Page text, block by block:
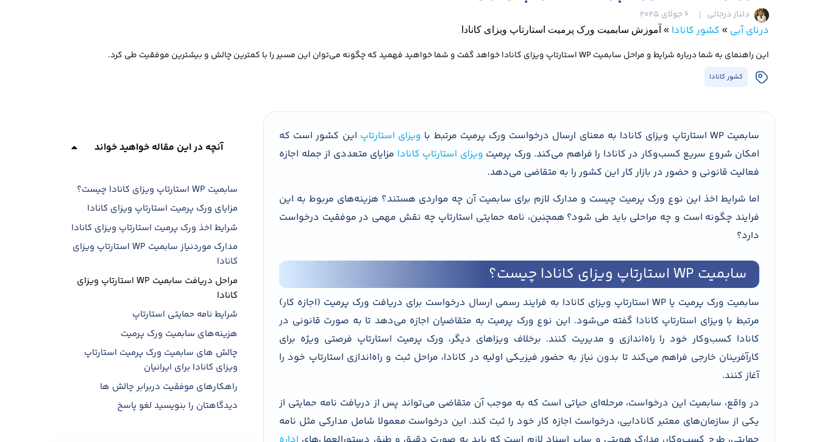
دلناز درجاتی 6 جولای 2025
درنای آبی » کشور کانادا » آموزش سابمیت ورک پرمیت استارتاپ ویزای کانادا
این راهنمای به شما درباره شرایط و مراحل سابمیت WP استارتاپ ویزای کانادا خواهد گفت و شما خواهید فهمید که چگونه می‌توان این مسیر را با کمترین چالش و بیشترین موفقیت طی کرد.
کشور کانادا
سابمیت WP استارتاپ ویزای کانادا به معنای ارسال درخواست ورک پرمیت مرتبط با ویزای استارتاپ این کشور است که
امکان شروع سریع کسب‌وکار در کانادا را فراهم می‌کند. ورک پرمیت ویزای استارتاپ کانادا مزایای متعددی از جمله اجازه
فعالیت قانونی و حضور در بازار کار این کشور را به متقاضی می‌دهد.
اما شرایط اخذ این نوع ورک پرمیت چیست و مدارک لازم برای سابمیت آن چه مواردی هستند؟ هزینه‌های مربوط به این
فرایند چگونه است و چه مراحلی باید طی شود؟ همچنین، نامه حمایتی استارتاپ چه نقش مهمی در موفقیت درخواست
دارد؟
سابمیت WP استارتاپ ویزای کانادا چیست؟
سابمیت ورک پرمیت یا WP استارتاپ ویزای کانادا به فرایند رسمی ارسال درخواست برای دریافت ورک پرمیت (اجازه کار)
مرتبط با ویزای استارتاپ کانادا گفته می‌شود. این نوع ورک پرمیت به متقاضیان اجازه می‌دهد تا به صورت قانونی در
کانادا کسب‌وکار خود را راه‌اندازی و مدیریت کنند. برخلاف ویزاهای دیگر، ورک پرمیت استارتاپ فرصتی ویژه برای
کارآفرینان خارجی فراهم می‌کند تا بدون نیاز به حضور فیزیکی اولیه در کانادا، مراحل ثبت و راه‌اندازی استارتاپ خود را
آغاز کنند.
در واقع، سابمیت این درخواست، مرحله‌ای حیاتی است که به موجب آن متقاضی می‌تواند پس از دریافت نامه حمایتی از
یکی از سازمان‌های معتبر کانادایی، درخواست اجازه کار خود را ثبت کند. این درخواست معمولا شامل مدارکی مثل نامه
آنچه در این مقاله خواهید خواند
سابمیت WP استارتاپ ویزای کانادا چیست؟
مزایای ورک پرمیت استارتاپ ویزای کانادا
شرایط اخذ ورک پرمیت استارتاپ ویزای کانادا
مدارک موردنیاز سابمیت WP استارتاپ ویزای
کانادا
مراحل دریافت سابمیت WP استارتاپ ویزای
کانادا
شرایط نامه حمایتی استارتاپ
هزینه‌های سابمیت ورک پرمیت
چالش های سابمیت ورک پرمیت استارتاپ
ویزای کانادا برای ایرانیان
راهکارهای موفقیت دربرابر چالش ها
دیدگاهتان را بنویسید لغو پاسخ